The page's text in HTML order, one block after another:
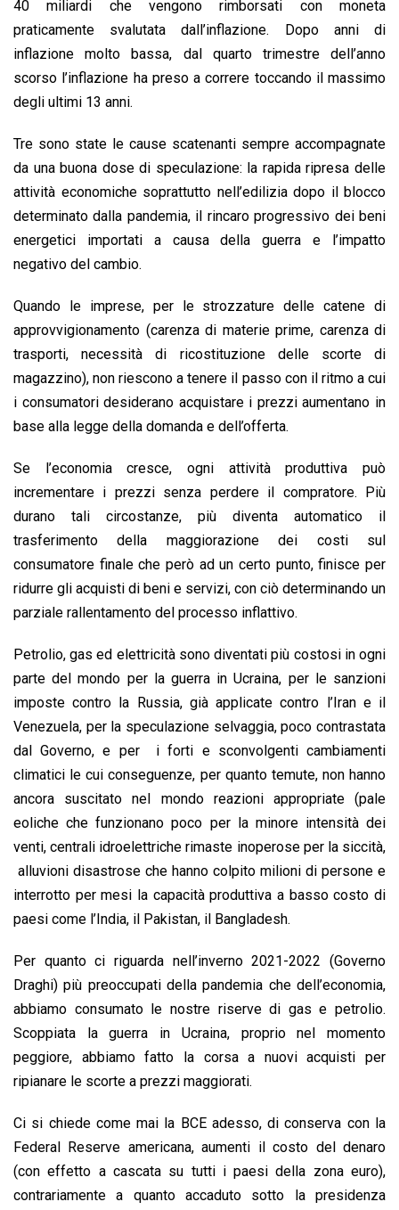
40 miliardi che vengono rimborsati con moneta
praticamente svalutata dall’inflazione. Dopo anni di
inflazione molto bassa, dal quarto trimestre dell’anno
scorso l’inflazione ha preso a correre toccando il massimo
degli ultimi 13 anni.
Tre sono state le cause scatenanti sempre accompagnate
da una buona dose di speculazione: la rapida ripresa delle
attività economiche soprattutto nell’edilizia dopo il blocco
determinato dalla pandemia, il rincaro progressivo dei beni
energetici importati a causa della guerra e l’impatto
negativo del cambio.
Quando le imprese, per le strozzature delle catene di
approvvigionamento (carenza di materie prime, carenza di
trasporti, necessità di ricostituzione delle scorte di
magazzino), non riescono a tenere il passo con il ritmo a cui
i consumatori desiderano acquistare i prezzi aumentano in
base alla legge della domanda e dell’offerta.
Se l’economia cresce, ogni attività produttiva può
incrementare i prezzi senza perdere il compratore. Più
durano tali circostanze, più diventa automatico il
trasferimento della maggiorazione dei costi sul
consumatore finale che però ad un certo punto, finisce per
ridurre gli acquisti di beni e servizi, con ciò determinando un
parziale rallentamento del processo inflattivo.
Petrolio, gas ed elettricità sono diventati più costosi in ogni
parte del mondo per la guerra in Ucraina, per le sanzioni
imposte contro la Russia, già applicate contro l’Iran e il
Venezuela, per la speculazione selvaggia, poco contrastata
dal Governo, e per i forti e sconvolgenti cambiamenti
climatici le cui conseguenze, per quanto temute, non hanno
ancora suscitato nel mondo reazioni appropriate (pale
eoliche che funzionano poco per la minore intensità dei
venti, centrali idroelettriche rimaste inoperose per la siccità,
alluvioni disastrose che hanno colpito milioni di persone e
interrotto per mesi la capacità produttiva a basso costo di
paesi come l’India, il Pakistan, il Bangladesh.
Per quanto ci riguarda nell’inverno 2021-2022 (Governo
Draghi) più preoccupati della pandemia che dell’economia,
abbiamo consumato le nostre riserve di gas e petrolio.
Scoppiata la guerra in Ucraina, proprio nel momento
peggiore, abbiamo fatto la corsa a nuovi acquisti per
ripianare le scorte a prezzi maggiorati.
Ci si chiede come mai la BCE adesso, di conserva con la
Federal Reserve americana, aumenti il costo del denaro
(con effetto a cascata su tutti i paesi della zona euro),
contrariamente a quanto accaduto sotto la presidenza